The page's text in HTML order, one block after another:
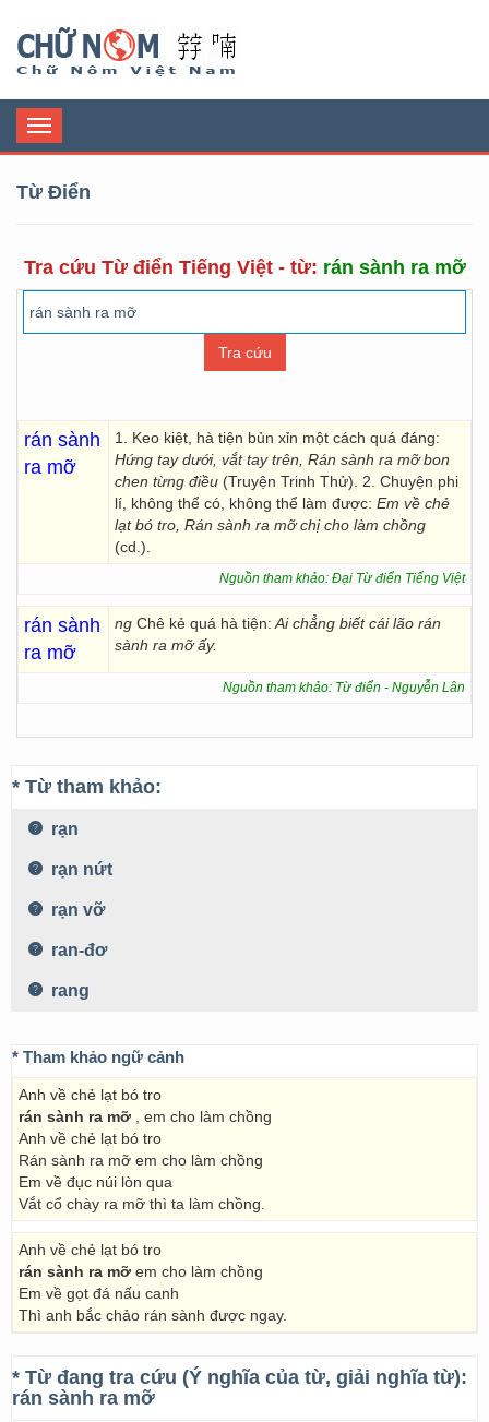
Toggle
navigation
Từ Điển
Tra cứu Từ điển Tiếng Việt - từ: rán sành ra mỡ
rán sành
ra mỡ
1. Keo kiệt, hà tiện bủn xỉn một cách quá đáng:
Hứng tay dưới, vắt tay trên, Rán sành ra mỡ bon
chen từng điều (Truyện Trinh Thử). 2. Chuyện phi
lí, không thể có, không thể làm được: Em về chẻ
lạt bó tro, Rán sành ra mỡ chị cho làm chồng
(cd.).
Nguồn tham khảo: Đại Từ điển Tiếng Việt
rán sành
ra mỡ
ng Chê kẻ quá hà tiện: Ai chẳng biết cái lão rán
sành ra mỡ ấy.
Nguồn tham khảo: Từ điển - Nguyễn Lân
* Từ tham khảo:
rạn
rạn nứt
rạn vỡ
ran-đơ
rang
* Tham khảo ngữ cảnh
Anh về chẻ lạt bó tro
rán sành ra mỡ , em cho làm chồng
Anh về chẻ lạt bó tro
Rán sành ra mỡ em cho làm chồng
Em về đục núi lòn qua
Vắt cổ chày ra mỡ thì ta làm chồng.
Anh về chẻ lạt bó tro
rán sành ra mỡ em cho làm chồng
Em về gọt đá nấu canh
Thì anh bắc chảo rán sành được ngay.
* Từ đang tra cứu (Ý nghĩa của từ, giải nghĩa từ):
rán sành ra mỡ